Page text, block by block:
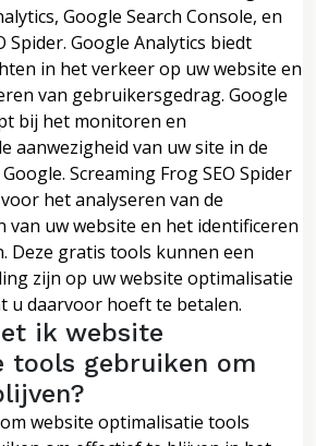
Google Search Console, en
Spider. Google Analytics biedt
in het verkeer op uw website en
van gebruikersgedrag. Google
bij het monitoren en
aanwezigheid van uw site in de
Screaming Frog SEO Spider
het analyseren van de
van uw website en het identificeren
Deze gratis tools kunnen een
zijn op uw website optimalisatie
u daarvoor hoeft te betalen.
ik website
tools gebruiken om
website optimalisatie tools